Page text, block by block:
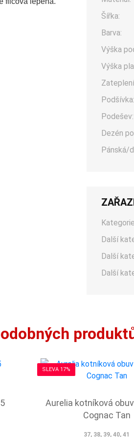
Šířka:
Barva:
Výška
Výška
Podšívka:
Podešev:
Dezén
Pánská/
Další
Další
Další
SLEVA 17%
Aurelia kotníková
Cognac Tan
37, 38, 39, 40, 41